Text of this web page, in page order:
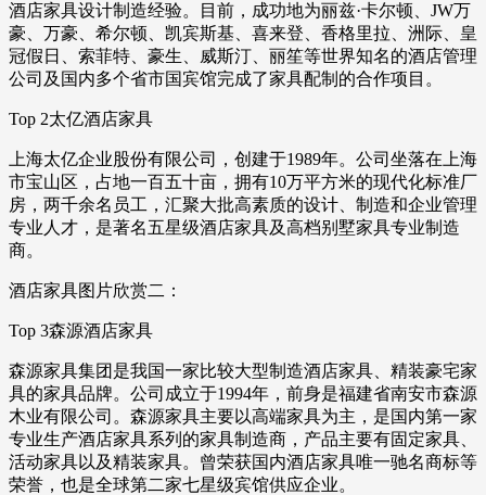
酒店家具设计制造经验。目前，成功地为丽兹·卡尔顿、JW万
豪、万豪、希尔顿、凯宾斯基、喜来登、香格里拉、洲际、皇
冠假日、索菲特、豪生、威斯汀、丽笙等世界知名的酒店管理
公司及国内多个省市国宾馆完成了家具配制的合作项目。
Top 2太亿酒店家具
上海太亿企业股份有限公司，创建于1989年。公司坐落在上海
市宝山区，占地一百五十亩，拥有10万平方米的现代化标准厂
房，两千余名员工，汇聚大批高素质的设计、制造和企业管理
专业人才，是著名五星级酒店家具及高档别墅家具专业制造
商。
酒店家具图片欣赏二：
Top 3森源酒店家具
森源家具集团是我国一家比较大型制造酒店家具、精装豪宅家
具的家具品牌。公司成立于1994年，前身是福建省南安市森源
木业有限公司。森源家具主要以高端家具为主，是国内第一家
专业生产酒店家具系列的家具制造商，产品主要有固定家具、
活动家具以及精装家具。曾荣获国内酒店家具唯一驰名商标等
荣誉，也是全球第二家七星级宾馆供应企业。